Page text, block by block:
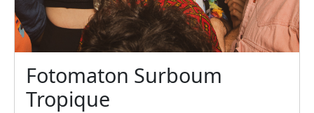
Fotomaton Surboum
Tropique